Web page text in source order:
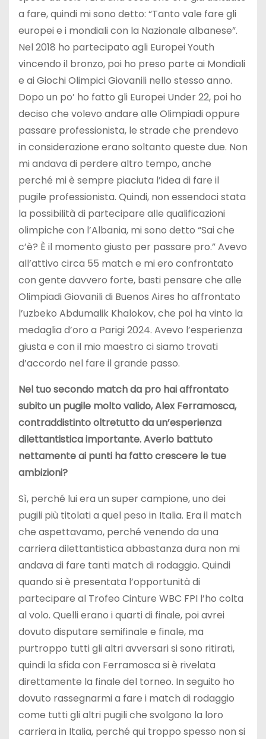
a fare, quindi mi sono detto: “Tanto vale fare gli
europei e i mondiali con la Nazionale albanese”.
Nel 2018 ho partecipato agli Europei Youth
vincendo il bronzo, poi ho preso parte ai Mondiali
e ai Giochi Olimpici Giovanili nello stesso anno.
Dopo un po’ ho fatto gli Europei Under 22, poi ho
deciso che volevo andare alle Olimpiadi oppure
passare professionista, le strade che prendevo
in considerazione erano soltanto queste due. Non
mi andava di perdere altro tempo, anche
perché mi è sempre piaciuta l’idea di fare il
pugile professionista. Quindi, non essendoci stata
la possibilità di partecipare alle qualificazioni
olimpiche con l’Albania, mi sono detto “Sai che
c’è? È il momento giusto per passare pro.” Avevo
all’attivo circa 55 match e mi ero confrontato
con gente davvero forte, basti pensare che alle
Olimpiadi Giovanili di Buenos Aires ho affrontato
l’uzbeko Abdumalik Khalokov, che poi ha vinto la
medaglia d’oro a Parigi 2024. Avevo l’esperienza
giusta e con il mio maestro ci siamo trovati
d’accordo nel fare il grande passo.
Nel tuo secondo match da pro hai affrontato
subito un pugile molto valido, Alex Ferramosca,
contraddistinto oltretutto da un’esperienza
dilettantistica importante. Averlo battuto
nettamente ai punti ha fatto crescere le tue
ambizioni?
Sì, perché lui era un super campione, uno dei
pugili più titolati a quel peso in Italia. Era il match
che aspettavamo, perché venendo da una
carriera dilettantistica abbastanza dura non mi
andava di fare tanti match di rodaggio. Quindi
quando si è presentata l’opportunità di
partecipare al Trofeo Cinture WBC FPI l’ho colta
al volo. Quelli erano i quarti di finale, poi avrei
dovuto disputare semifinale e finale, ma
purtroppo tutti gli altri avversari si sono ritirati,
quindi la sfida con Ferramosca si è rivelata
direttamente la finale del torneo. In seguito ho
dovuto rassegnarmi a fare i match di rodaggio
come tutti gli altri pugili che svolgono la loro
carriera in Italia, perché qui troppo spesso non si